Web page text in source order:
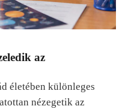
az
életében különleges
nézegetik az